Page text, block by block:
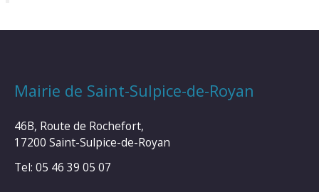
Mairie de Saint-Sulpice-de-Royan
46B, Route de Rochefort,
17200 Saint-Sulpice-de-Royan
Tel: 05 46 39 05 07